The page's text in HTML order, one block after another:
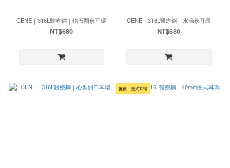
CENE｜316L醫療鋼｜鋯石圈形耳環
NT$680
CENE｜316L醫療鋼｜水滴形耳環
NT$680
推薦・圈式耳環